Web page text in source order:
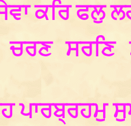
ਕਰਿ ਫਲੁ
ਸਰਣਿ
ਪਾਰਬ੍ਰਹਮੁ